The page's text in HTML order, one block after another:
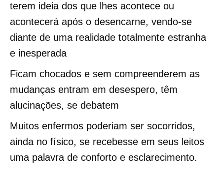
terem ideia dos que lhes acontece ou
acontecerá após o desencarne, vendo-se
diante de uma realidade totalmente estranha
e inesperada
Ficam chocados e sem compreenderem as
mudanças entram em desespero, têm
alucinações, se debatem
Muitos enfermos poderiam ser socorridos,
ainda no físico, se recebesse em seus leitos
uma palavra de conforto e esclarecimento.